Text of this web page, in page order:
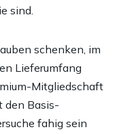
sind.
schenken, im
Lieferumfang
Mitgliedschaft
den Basis-
fahig sein